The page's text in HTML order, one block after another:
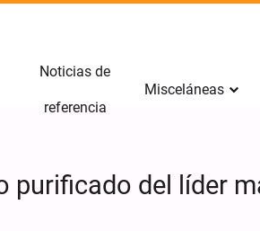
Noticias de
referencia
Misceláneas
purificado del líder